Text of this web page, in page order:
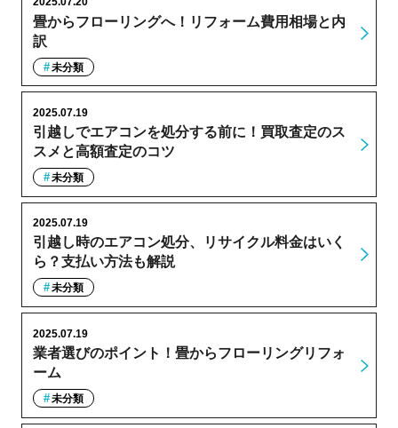
畳からフローリングへ！リフォーム費用相場と内
訳
未分類
引越しでエアコンを処分する前に！買取査定のス
スメと高額査定のコツ
2025.07.19
未分類
引越し時のエアコン処分、リサイクル料金はいく
ら？支払い方法も解説
2025.07.19
未分類
業者選びのポイント！畳からフローリングリフォ
ーム
2025.07.19
未分類